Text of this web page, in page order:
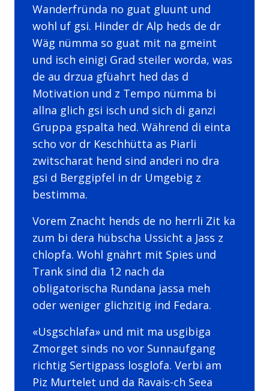
Wanderfründa no guat gluunt und
wohl uf gsi. Hinder dr Alp heds de dr
Wäg nümma so guat mit na gmeint
und isch einigi Grad steiler worda, was
de au drzua gfüahrt hed das d
Motivation und z Tempo nümma bi
allna glich gsi isch und sich di ganzi
Gruppa gspalta hed. Während di einta
scho vor dr Keschhütta as Piarli
zwitscharat hend sind anderi no dra
gsi d Berggipfel in dr Umgebig z
bestimma.
Vorem Znacht hends de no herrli Zit ka
zum bi dera hübscha Ussicht a Jass z
chlopfa. Wohl gnährt mit Spies und
Trank sind dia 12 nach da
obligatorischa Rundana jassa meh
oder weniger glichzitig ind Fedara.
«Usgschlafa» und mit ma usgibiga
Zmorget sinds no vor Sunnaufgang
richtig Sertigpass losglofa. Verbi am
Piz Murtelet und da Ravais-ch Seea